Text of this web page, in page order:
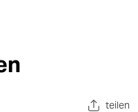
teilen